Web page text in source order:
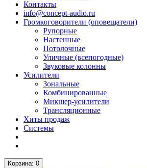
Контакты
info@concept-audio.ru
Громкоговорители (оповещатели)
Рупорные
Настенные
Потолочные
Уличные (всепогодные)
Звуковые колонны
Усилители
Зональные
Комбинированные
Микшер-усилители
Трансляционные
Хиты продаж
Системы
Корзина: 0